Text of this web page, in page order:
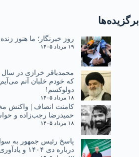
برگزیده‌ها
روز خبرنگار؛ ما هنوز زنده
۱۹ مرداد ۱۴۰۵
که خودم خلبان آنم
دولوکسم!
۱۸ مرداد ۱۴۰۵
کامنت انصاف | واکنش
حمیدرضا رجب‌زاده و
۱۸ مرداد ۱۴۰۵
پاسخ رئیس جمهور به
درباره دی ۱۴۰۴ و یادآوری نطق سال ۸۸